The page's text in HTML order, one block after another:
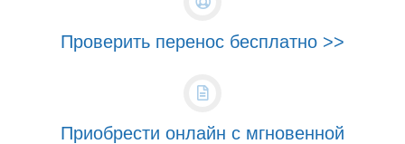
Проверить перенос бесплатно >>
Приобрести онлайн с мгновенной